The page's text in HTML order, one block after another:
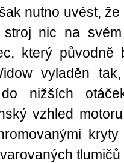
nutno uvést,
stroj nic na
který
vyladěn
do nižších
vzhled
tlumičů